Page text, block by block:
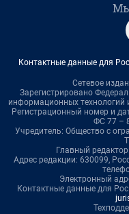
Мы
Контактные данные для
Сетевое
Зарегистрировано
информационных
Регистрационный номер и
ФС 77 –
Учредитель: Общество с
Главный
Адрес редакции: 630099,
Электронный
Контактные данные для